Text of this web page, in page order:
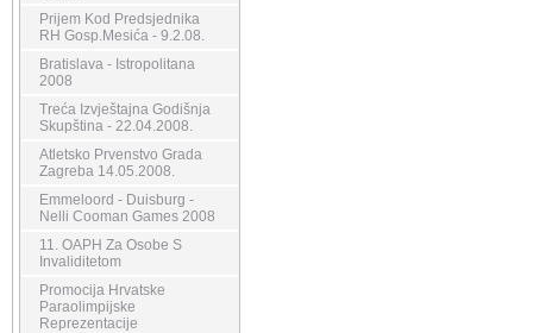
Prijem Kod Predsjednika
RH Gosp.Mesića - 9.2.08.
Bratislava - Istropolitana
2008
Treća Izvještajna Godišnja
Skupština - 22.04.2008.
Atletsko Prvenstvo Grada
Zagreba 14.05.2008.
Emmeloord - Duisburg -
Nelli Cooman Games 2008
11. OAPH Za Osobe S
Invaliditetom
Promocija Hrvatske
Paraolimpijske
Reprezentacije